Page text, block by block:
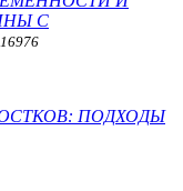
С
ПОДХОДЫ